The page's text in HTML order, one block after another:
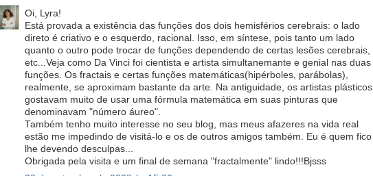
Oi, Lyra!
Está provada a existência das funções dos dois hemisférios cerebrais: o lado
direto é criativo e o esquerdo, racional. Isso, em síntese, pois tanto um lado
quanto o outro pode trocar de funções dependendo de certas lesões cerebrais,
etc...Veja como Da Vinci foi cientista e artista simultanemante e genial nas duas
funções. Os fractais e certas funções matemáticas(hipérboles, parábolas),
realmente, se aproximam bastante da arte. Na antiguidade, os artistas plásticos
gostavam muito de usar uma fórmula matemática em suas pinturas que
denominavam "número áureo".
Também tenho muito interesse no seu blog, mas meus afazeres na vida real
estão me impedindo de visitá-lo e os de outros amigos também. Eu é quem fico
lhe devendo desculpas...
Obrigada pela visita e um final de semana "fractalmente" lindo!!!Bjsss